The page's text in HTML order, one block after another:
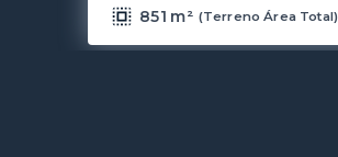
851 m² (Terreno Área Total)